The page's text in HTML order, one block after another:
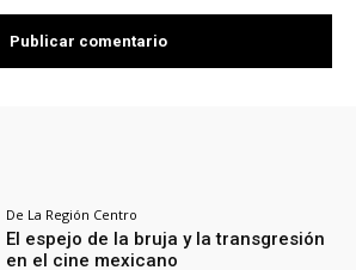
De La Región Centro
El espejo de la bruja y la transgresión
en el cine mexicano